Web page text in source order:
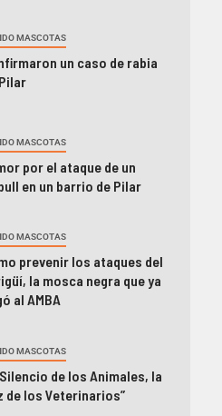
MASCOTAS
un caso de rabia
MASCOTAS
por el ataque de un
en un barrio de Pilar
MASCOTAS
prevenir los ataques del
la mosca negra que ya
al AMBA
MASCOTAS
Silencio de los Animales, la
de los Veterinarios”